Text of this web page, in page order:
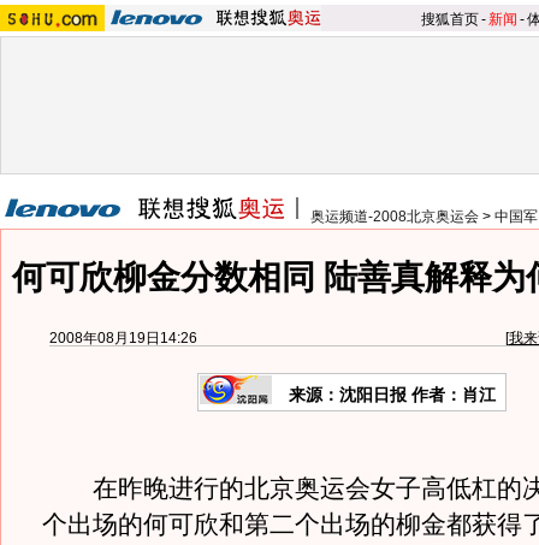
搜狐首页-新闻 -
奥运频道-2008北京奥运会 > 中国
何可欣柳金分数相同 陆善真解释为
2008年08月19日14:26 [我
来源：沈阳日报 作者：肖江
在昨晚进行的北京奥运会女子高低杠的
个出场的何可欣和第二个出场的柳金都获得